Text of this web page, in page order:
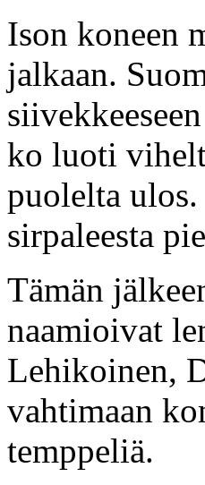
Ison koneen
jalkaan.
ko luoti
puolelta
sirpaleesta
Tämän
naamioivat
Lehikoinen,
vahtimaan
temppeliä.